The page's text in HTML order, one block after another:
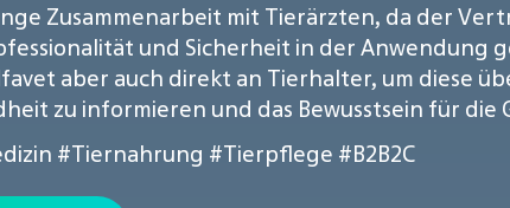
Zusammenarbeit mit Tierärzten, da der
und Sicherheit in der Anwendung
aber auch direkt an Tierhalter, um diese
zu informieren und das Bewusstsein für die
#Tiernahrung #Tierpflege #B2B2C